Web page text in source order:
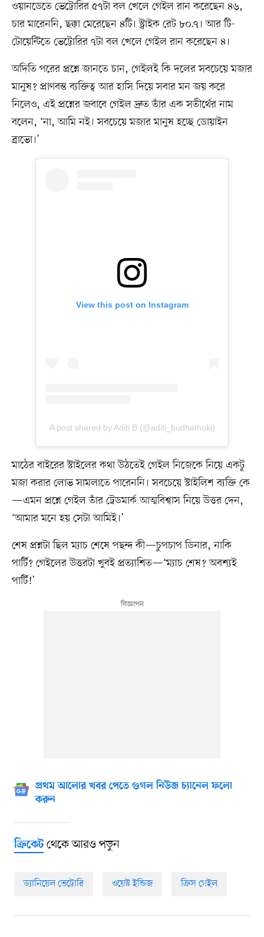
ওয়ানডেতে ভেট্টোরির ৫৭টা বল খেলে গেইল রান করেছেন ৪৬,
চার মারেননি, ছক্কা মেরেছেন ৪টি। স্ট্রাইক রেট ৮০.৭। আর টি-
টোয়েন্টিতে ভেট্টোরির ৭টা বল খেলে গেইল রান করেছেন ৪।
অদিতি পরের প্রশ্নে জানতে চান, গেইলই কি দলের সবচেয়ে মজার
মানুষ? প্রাণবন্ত ব্যক্তিত্ব আর হাসি দিয়ে সবার মন জয় করে
নিলেও, এই প্রশ্নের জবাবে গেইল দ্রুত তাঁর এক সতীর্থের নাম
বলেন, ‘না, আমি নই। সবচেয়ে মজার মানুষ হচ্ছে ডোয়াইন
ব্রাভো।’
View this post on Instagram
A post shared by Aditi B (@aditi_budhathoki)
মাঠের বাইরের স্টাইলের কথা উঠতেই গেইল নিজেকে নিয়ে একটু
মজা করার লোভ সামলাতে পারেননি। সবচেয়ে স্টাইলিশ ব্যক্তি কে
—এমন প্রশ্নে গেইল তাঁর ট্রেডমার্ক আত্মবিশ্বাস নিয়ে উত্তর দেন,
‘আমার মনে হয় সেটা আমিই।’
শেষ প্রশ্নটা ছিল ম্যাচ শেষে পছন্দ কী—চুপচাপ ডিনার, নাকি
পার্টি? গেইলের উত্তরটা খুবই প্রত্যাশিত—‘ম্যাচ শেষ? অবশ্যই
পার্টি!’
প্রথম আলোর খবর পেতে গুগল নিউজ চ্যানেল ফলো
করুন
ক্রিকেটথেকে আরও পড়ুন
ড্যানিয়েল ভেট্টোরি ওয়েস্ট ইন্ডিজ ক্রিস গেইল